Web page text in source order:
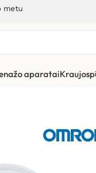
metu
aparatai
Oro tiekimo